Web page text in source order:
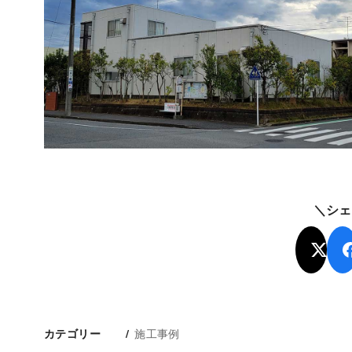
＼シ
カテゴリー 施工事例